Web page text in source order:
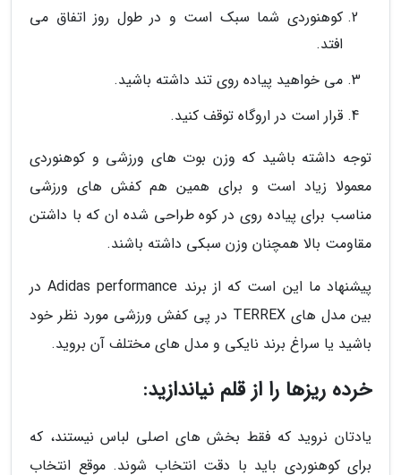
کوهنوردی شما سبک است و در طول روز اتفاق می
افتد.
می خواهید پیاده روی تند داشته باشید.
قرار است در اروگاه توقف کنید.
توجه داشته باشید که وزن بوت های ورزشی و کوهنوردی
معمولا زیاد است و برای همین هم کفش های ورزشی
مناسب برای پیاده روی در کوه طراحی شده ان که با داشتن
مقاومت بالا همچنان وزن سبکی داشته باشند.
پیشنهاد ما این است که از برند Adidas performance در
بین مدل های TERREX در پی کفش ورزشی مورد نظر خود
باشید یا سراغ برند نایکی و مدل های مختلف آن بروید.
خرده ریزها را از قلم نیاندازید:
یادتان نروید که فقط بخش های اصلی لباس نیستند، که
برای کوهنوردی باید با دقت انتخاب شوند. موقع انتخاب